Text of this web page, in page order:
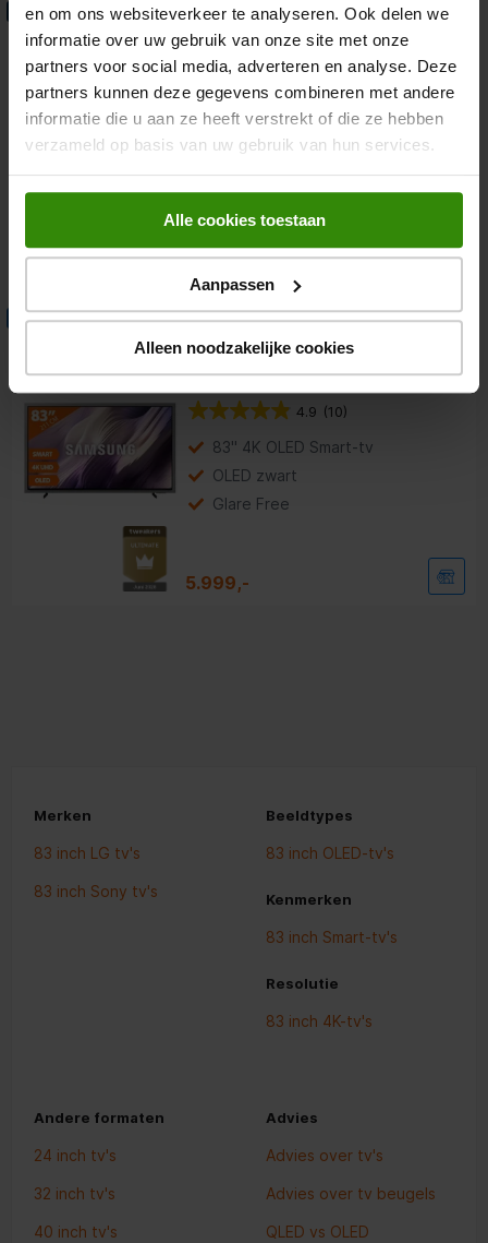
en om ons websiteverkeer te analyseren. Ook delen we
informatie over uw gebruik van onze site met onze
partners voor social media, adverteren en analyse. Deze
partners kunnen deze gegevens combineren met andere
informatie die u aan ze heeft verstrekt of die ze hebben
verzameld op basis van uw gebruik van hun services.
Alle cookies toestaan
Aanpassen
Alleen noodzakelijke cookies
€300 Cashback LG OLED 4K 83W69 (2026)
OLED TV
5.0
Prijs na cashback: €5999
83 inch 4K OLED Smart-tv
Separate Control Box
6.299,-
Gratis 32 inch TV
Samsung OLED 4K 83S99H
OLED TV
4.9 (10)
83" 4K OLED Smart-tv
OLED zwart
Glare Free
5.999,-
Merken
83 inch LG tv's
83 inch Sony tv's
Beeldtypes
83 inch OLED-tv's
Kenmerken
83 inch Smart-tv's
Resolutie
83 inch 4K-tv's
Andere formaten
24 inch tv's
32 inch tv's
40 inch tv's
Advies
Advies over tv's
Advies over tv beugels
QLED vs OLED